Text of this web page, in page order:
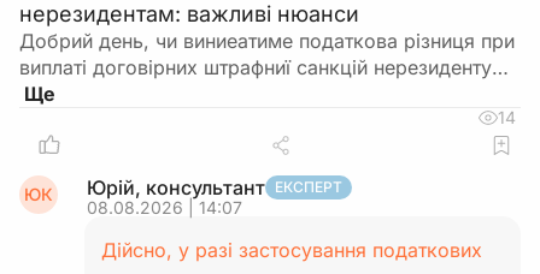
нерезидентам: важливі нюанси
Добрий день, чи виниеатиме податкова різниця при
виплаті договірних штрафниї санкцій нерезиденту…
14
ЮК Юрій, консультант ЕКСПЕРТ
08.08.2026 | 14:07
Дійсно, у разі застосування податкових